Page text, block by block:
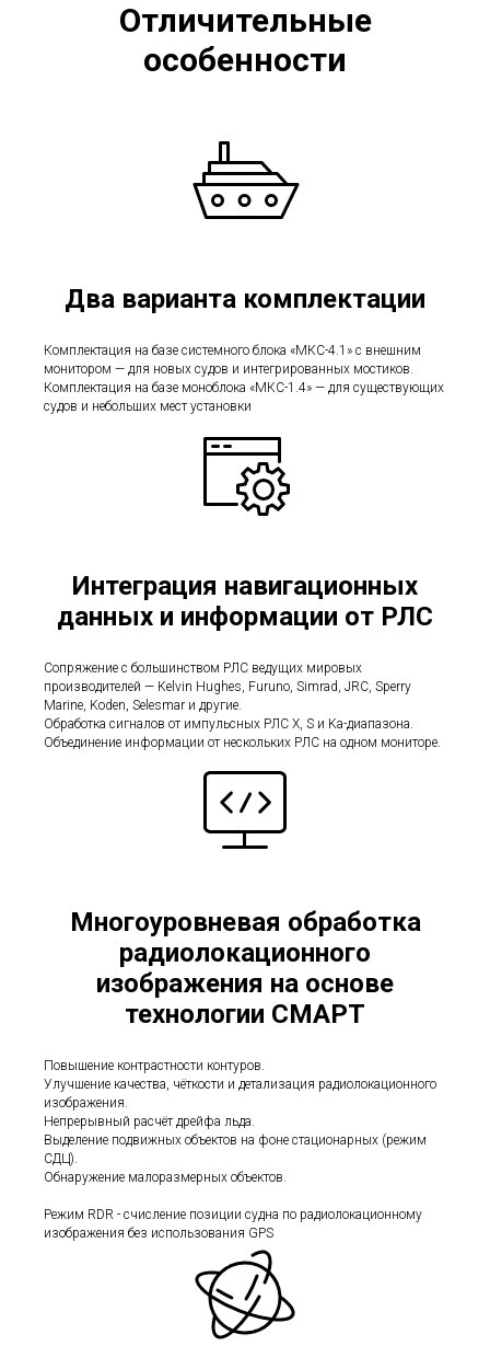
Отличительные
особенности
Два варианта комплектации
Комплектация на базе системного блока «МКС-4.1» с внешним
монитором — для новых судов и интегрированных мостиков.
Комплектация на базе моноблока «МКС-1.4» — для существующих
судов и небольших мест установки
Интеграция навигационных
данных и информации от РЛС
Сопряжение с большинством РЛС ведущих мировых
производителей — Kelvin Hughes, Furuno, Simrad, JRC, Sperry
Marine, Koden, Selesmar и другие.
Обработка сигналов от импульсных РЛС X, S и Ka-диапазона.
Объединение информации от нескольких РЛС на одном мониторе.
Многоуровневая обработка
радиолокационного
изображения на основе
технологии СМАРТ
Повышение контрастности контуров.
Улучшение качества, чёткости и детализация радиолокационного
изображения.
Непрерывный расчёт дрейфа льда.
Выделение подвижных объектов на фоне стационарных (режим
СДЦ).
Обнаружение малоразмерных объектов.
Режим RDR - счисление позиции судна по радиолокационному
изображения без использования GPS